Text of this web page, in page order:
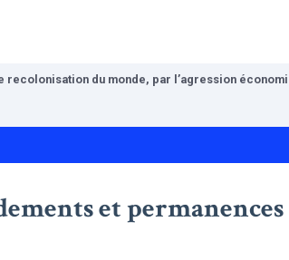
du monde, par l’agression
et permanences